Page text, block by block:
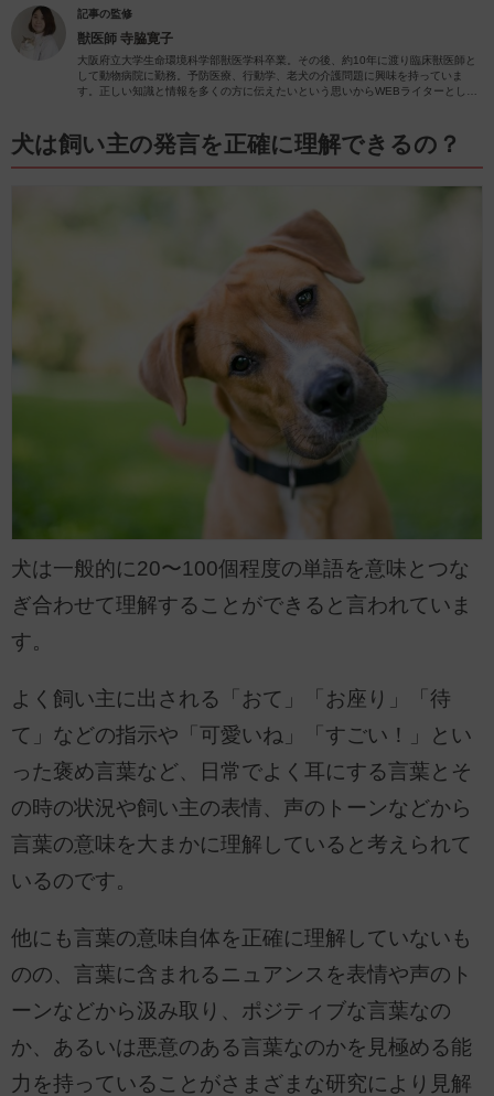
記事の監修
獣医師 寺脇寛子
大阪府立大学生命環境科学部獣医学科卒業。その後、約10年に渡り臨床獣医師と
して動物病院に勤務。予防医療、行動学、老犬の介護問題に興味を持っていま
す。正しい知識と情報を多くの方に伝えたいという思いからWEBライターとして
犬は飼い主の発言を正確に理解できるの？
犬は一般的に20〜100個程度の単語を意味とつな
ぎ合わせて理解することができると言われていま
す。
よく飼い主に出される「おて」「お座り」「待
て」などの指示や「可愛いね」「すごい！」とい
った褒め言葉など、日常でよく耳にする言葉とそ
の時の状況や飼い主の表情、声のトーンなどから
言葉の意味を大まかに理解していると考えられて
いるのです。
他にも言葉の意味自体を正確に理解していないも
のの、言葉に含まれるニュアンスを表情や声のト
ーンなどから汲み取り、ポジティブな言葉なの
か、あるいは悪意のある言葉なのかを見極める能
力を持っていることがさまざまな研究により見解